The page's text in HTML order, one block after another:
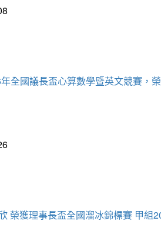
全國議長盃心算數學暨英文競賽，
榮獲理事長盃全國溜冰錦標賽 甲組